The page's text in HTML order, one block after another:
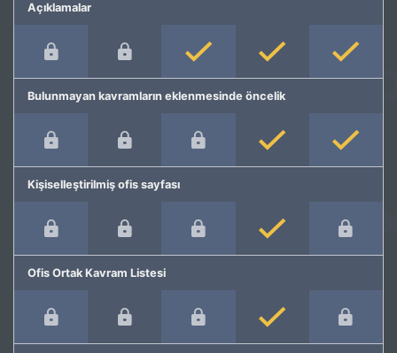
Açıklamalar
Bulunmayan kavramların eklenmesinde öncelik
Kişiselleştirilmiş ofis sayfası
Ofis Ortak Kavram Listesi